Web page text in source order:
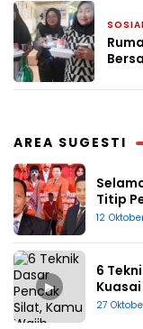
AREA SUGESTI
Titip
12
▶
6
27